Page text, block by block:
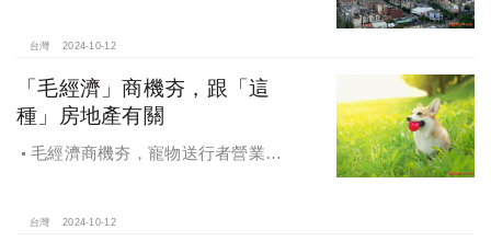
台灣 2024-10-12
「毛經濟」商機夯，跟「這
種」房地產有關
毛經濟商機夯，寵物送行者營業額
台灣 2024-10-12